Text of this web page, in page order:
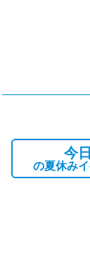
今日
の夏休み